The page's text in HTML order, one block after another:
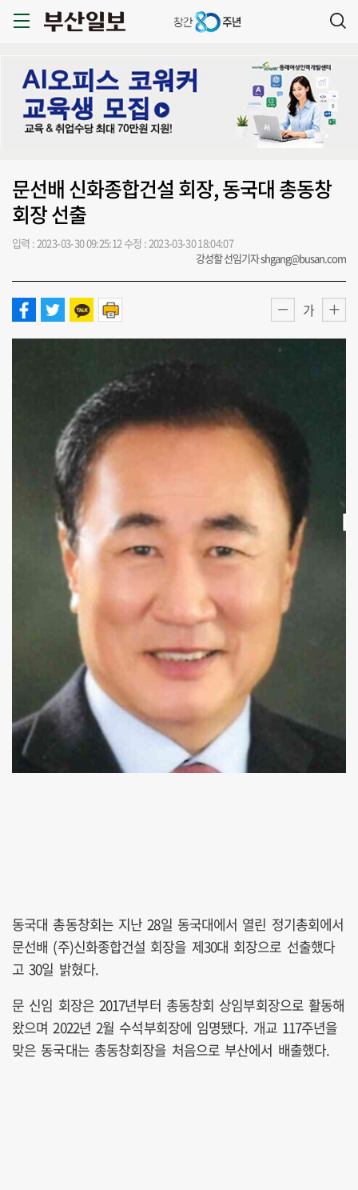
문선배 신화종합건설 회장, 동국대 총동창
회장 선출
입력 : 2023-03-30 09:25:12 수정 : 2023-03-30 18:04:07
강성할 선임기자 shgang@busan.com
가
동국대 총동창회는 지난 28일 동국대에서 열린 정기총회에서
문선배 (주)신화종합건설 회장을 제30대 회장으로 선출했다
고 30일 밝혔다.
문 신임 회장은 2017년부터 총동창회 상임부회장으로 활동해
왔으며 2022년 2월 수석부회장에 임명됐다. 개교 117주년을
맞은 동국대는 총동창회장을 처음으로 부산에서 배출했다.